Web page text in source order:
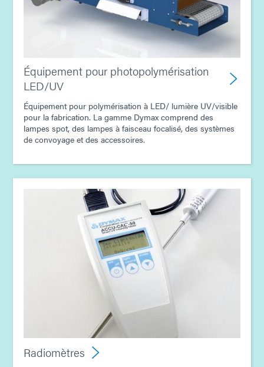
Équipement pour photopolymérisation
LED/UV
Équipement pour polymérisation à LED/ lumière UV/visible
pour la fabrication. La gamme Dymax comprend des
lampes spot, des lampes à faisceau focalisé, des systèmes
de convoyage et des accessoires.
Radiomètres